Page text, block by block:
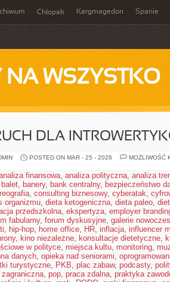
Chłopak Kargmagedon Spanie
NA WSZYSTKO
DLA
POSTED ON MAR - 25 - 2026
MOŻLIWOŚĆ
finansowa, analiza polityczna, analiza
balet, banery, bank centralny, bezpieczeństwo
, consulting biznesowy, cyberatak,
organizmu, dieta ketogeniczna, dieta paleo,
przedszkolna, ekspertyza, employer
fabularny, forum dyskusyjne, galerie
, hip-hop, home office, HR, inflacja, influencer
, kino niezależne, konsultacje dietetyczne,
w polityce, miejsca kultu, monitoring,
danych, opieka nad seniorami,
turystyczne, PKB, plac zabaw, podcasty,
, pop, praca zdalna, praktyka